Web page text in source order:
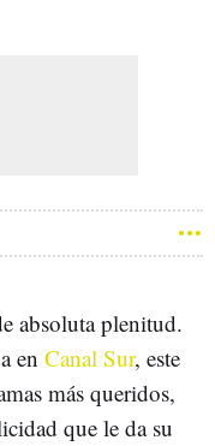
absoluta plenitud.
en Canal Sur, este
más queridos,
que le da su